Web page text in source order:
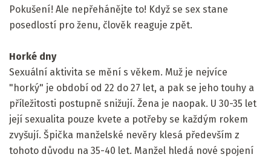
Pokušení! Ale nepřehánějte to! Když se sex stane
posedlostí pro ženu, člověk reaguje zpět.
Horké dny
Sexuální aktivita se mění s věkem. Muž je nejvíce
"horký" je období od 22 do 27 let, a pak se jeho touhy a
příležitosti postupně snižují. Žena je naopak. U 30-35 let
její sexualita pouze kvete a potřeby se každým rokem
zvyšují. Špička manželské nevěry klesá především z
tohoto důvodu na 35-40 let. Manžel hledá nové spojení